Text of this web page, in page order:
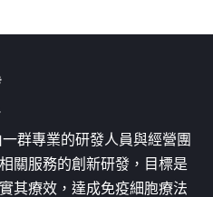
群專業的研發人員與經營團
關服務的創新研發，目標是
其療效，達成免疫細胞療法